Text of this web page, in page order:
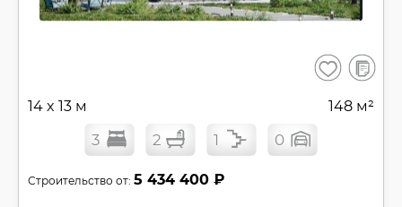
Сохранить
В
14 x 13 м 148 м²
3 2 1 0
Строительство от: 5 434 400 ₽